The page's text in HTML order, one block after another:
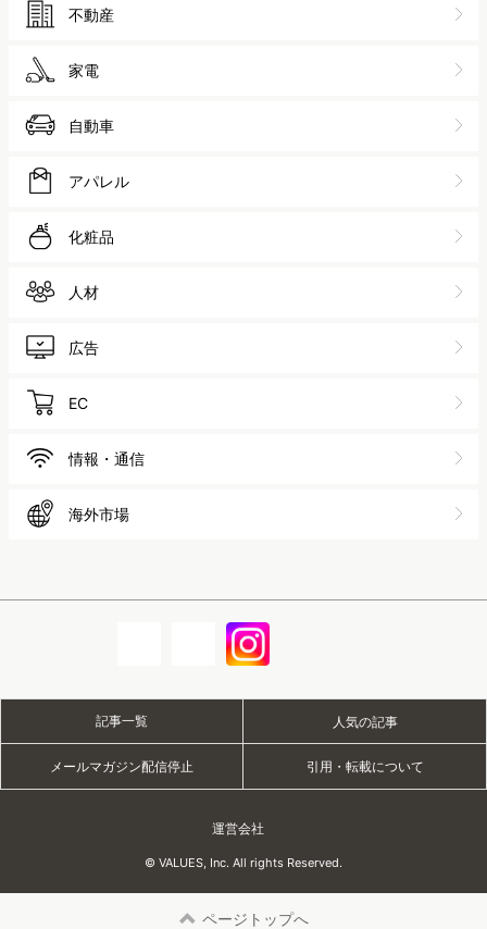
不動産
家電
自動車
アパレル
化粧品
人材
広告
EC
情報・通信
海外市場
記事一覧 人気の記事
メールマガジン配信停止 引用・転載について
運営会社
© VALUES, Inc. All rights Reserved.
ページトップへ